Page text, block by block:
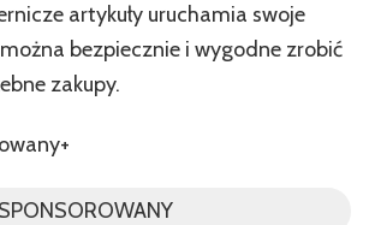
artykuły uruchamia swoje
bezpiecznie i wygodne zrobić
zakupy.